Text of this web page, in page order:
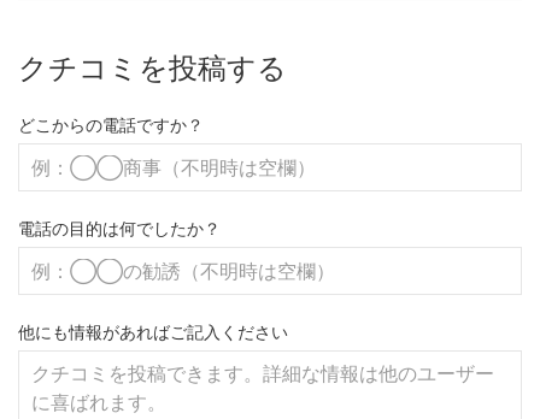
クチコミを投稿する
どこからの電話ですか？
電話の目的は何でしたか？
他にも情報があればご記入ください